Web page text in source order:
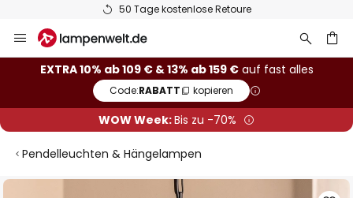
50 Tage kostenlose Retoure
Inhalt
springen
EXTRA 10% ab 109 € & 13% ab 159 €auf fast alles
Code:RABATT kopieren
WOW Week:Bis zu -70%
Pendelleuchten & Hängelampen
Zum